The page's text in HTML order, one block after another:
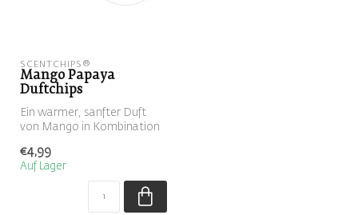
SCENTCHIPS®
Mango Papaya
Duftchips
Ein warmer, sanfter Duft
von Mango in Kombination
€4,99
Auf Lager